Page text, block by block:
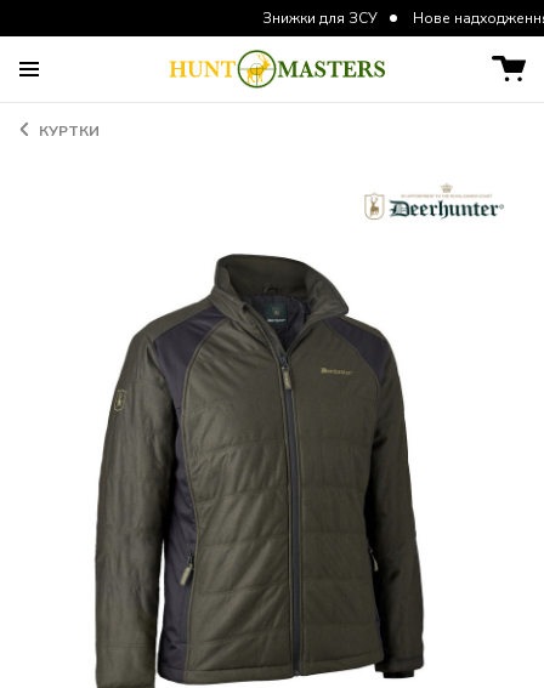
Знижки для ЗСУ Нове надходження курток
КУРТКИ